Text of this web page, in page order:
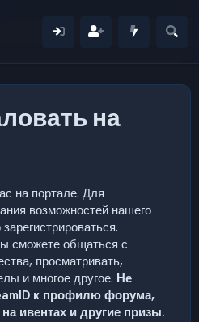
на
на портале. Для
возможностей нашего
сможете общаться с
просматривать,
и многое другое. Не
к профилю форума,
ивентах и другие призы.